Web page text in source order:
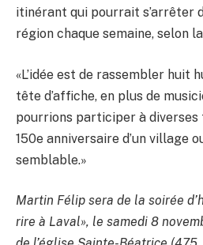
itinérant qui pourrait s’arrêter
région chaque semaine, selon
«L’idée est de rassembler huit
tête d’affiche, en plus de
pourrions participer à
150e anniversaire d’un village
semblable.»
Martin Félip sera de la soirée
rire à Laval», le samedi 8